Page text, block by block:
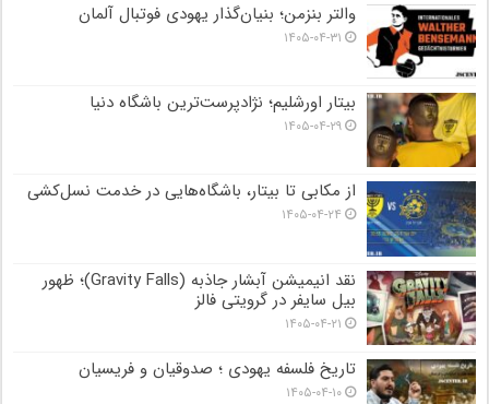
والتر بنزمن؛ بنیان‌گذار یهودی فوتبال آلمان
۱۴۰۵-۰۴-۳۱
بیتار اورشلیم؛ نژادپرست‌ترین باشگاه دنیا
۱۴۰۵-۰۴-۲۹
از مکابی تا بیتار، باشگاه‌هایی در خدمت نسل‌کشی
۱۴۰۵-۰۴-۲۴
نقد انیمیشن آبشار جاذبه (Gravity Falls)؛ ظهور
بیل سایفر در گرویتی فالز
۱۴۰۵-۰۴-۲۱
تاریخ فلسفه یهودی ؛ صدوقیان و فریسیان
۱۴۰۵-۰۴-۱۰